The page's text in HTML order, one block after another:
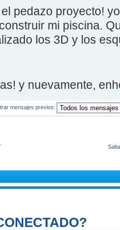
pedazo proyecto!
mi piscina.
los 3D y los
y nuevamente,
mensajes previos: